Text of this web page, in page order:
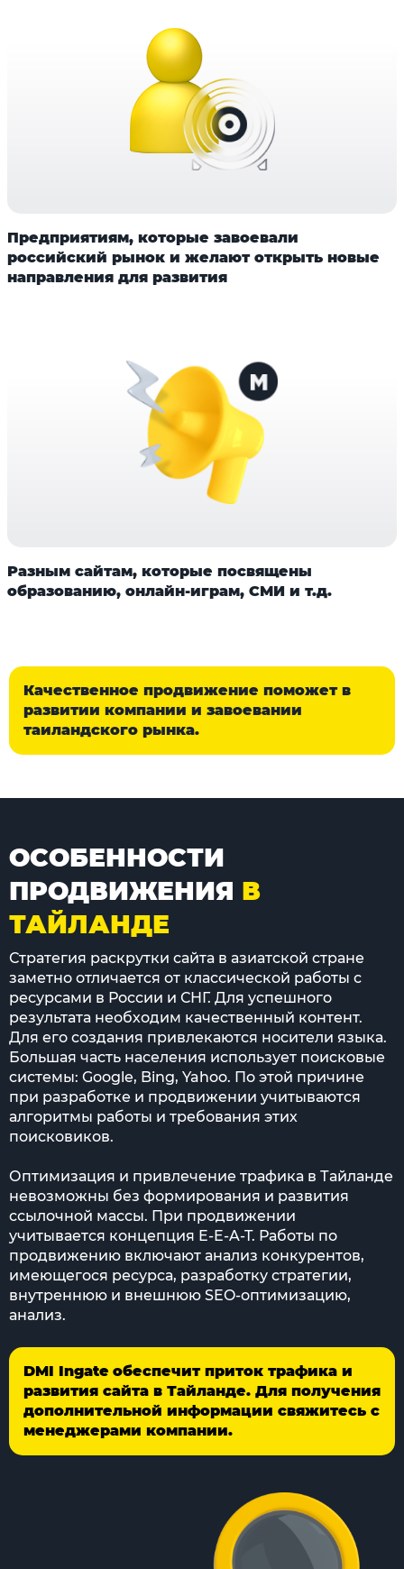
Предприятиям, которые завоевали
российский рынок и желают открыть новые
направления для развития
Разным сайтам, которые посвящены
образованию, онлайн-играм, СМИ и т.д.
Качественное продвижение поможет в
развитии компании и завоевании
таиландского рынка.
ОСОБЕННОСТИ
ПРОДВИЖЕНИЯ В
ТАЙЛАНДЕ
Стратегия раскрутки сайта в азиатской стране
заметно отличается от классической работы с
ресурсами в России и СНГ. Для успешного
результата необходим качественный контент.
Для его создания привлекаются носители языка.
Большая часть населения использует поисковые
системы: Google, Bing, Yahoo. По этой причине
при разработке и продвижении учитываются
алгоритмы работы и требования этих
поисковиков.
Оптимизация и привлечение трафика в Тайланде
невозможны без формирования и развития
ссылочной массы. При продвижении
учитывается концепция E-E-A-T. Работы по
продвижению включают анализ конкурентов,
имеющегося ресурса, разработку стратегии,
внутреннюю и внешнюю SEO-оптимизацию,
анализ.
DMI Ingate обеспечит приток трафика и
развития сайта в Тайланде. Для получения
дополнительной информации свяжитесь с
менеджерами компании.